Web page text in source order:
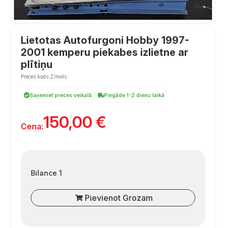
Lietotas Autofurgoni Hobby 1997-
2001 kemperu piekabes izlietne ar
plītiņu
Preces kods:Zīmols:
Saņemiet preces veikalā Piegāde 1-2 dienu laikā
Cena:150,00 €
Bilance 1
Pievienot Grozam